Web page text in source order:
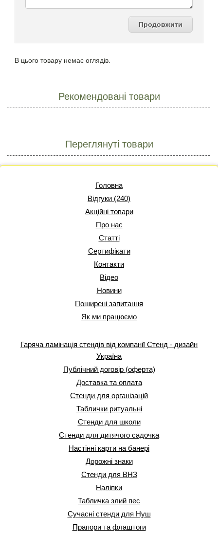
Продовжити
В цього товару немає оглядів.
Рекомендовані товари
Переглянуті товари
Головна
Відгуки (240)
Акційні товари
Про нас
Статті
Сертифікати
Контакти
Відео
Новини
Поширені запитання
Як ми працюємо
Гаряча ламінація стендів від компанії Стенд - дизайн
Україна
Публічний договір (оферта)
Доставка та оплата
Стенди для організацій
Таблички ритуальні
Стенди для школи
Стенди для дитячого садочка
Настінні карти на банері
Дорожні знаки
Стенди для ВНЗ
Наліпки
Табличка злий пес
Сучасні стенди для Нуш
Прапори та флаштоги